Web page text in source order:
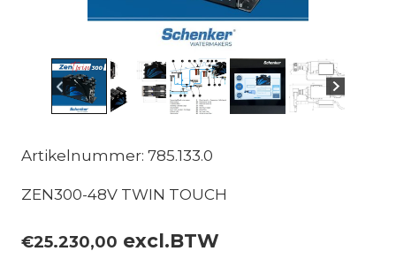
Artikelnummer: 785.133.0
ZEN300-48V TWIN TOUCH
€25.230,00 excl.BTW